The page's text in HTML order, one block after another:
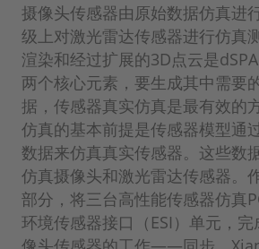
摄像头传感器由原始数据仿真进
级上对激光雷达传感器进行仿真
渲染和经过扩展的3D点云是
两个核心元素，要生成其中需要
据，传感器真实仿真是最有效的
仿真的基本前提是传感器模型通
数据来仿真真实传感器。这些数
仿真摄像头和激光雷达传感器。
部分，将三台高性能传感器仿真
环境传感器接口（ESI）单元，